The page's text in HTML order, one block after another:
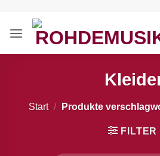
springen
Start / Produkte
FILTER